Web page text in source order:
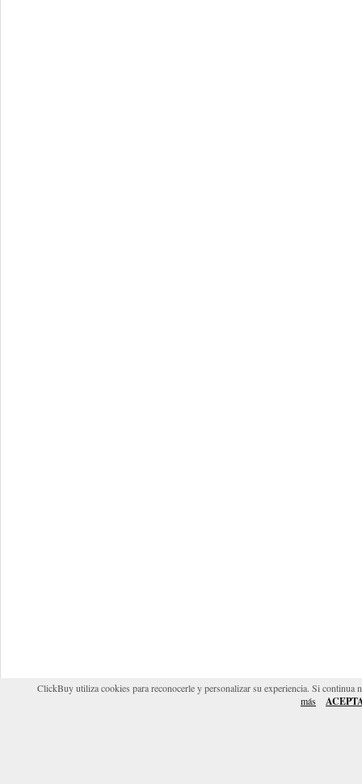
ClickBuy utiliza cookies para reconocerle y personalizar su experiencia. Si continua
más